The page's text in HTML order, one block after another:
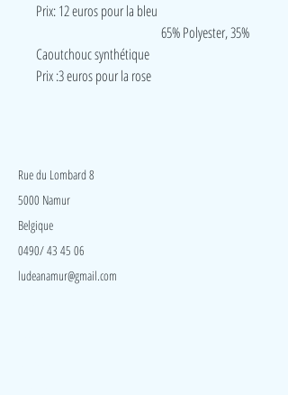
Prix: 12 euros pour la bleu
65% Polyester, 35%
Caoutchouc synthétique
Prix :3 euros pour la rose
Rue du Lombard 8
5000 Namur
Belgique
0490/ 43 45 06
ludeanamur@gmail.com